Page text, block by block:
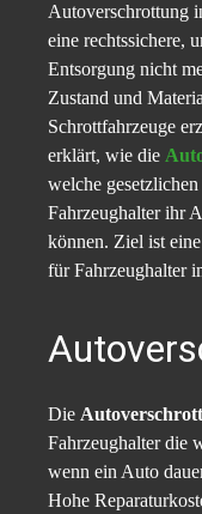
Autoverschrottung
eine rechtssichere,
Entsorgung nicht
Zustand und
Schrottfahrzeuge
erklärt, wie die
welche
Fahrzeughalter ihr
können. Ziel ist
für Fahrzeughalter
Die
Fahrzeughalter die
wenn ein Auto
Hohe